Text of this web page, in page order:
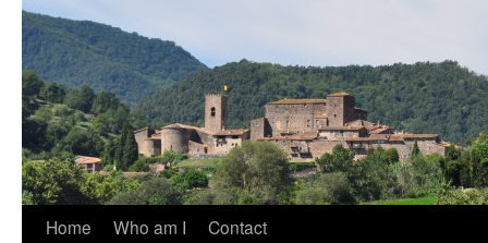
Saltar
Home Who am I Contact